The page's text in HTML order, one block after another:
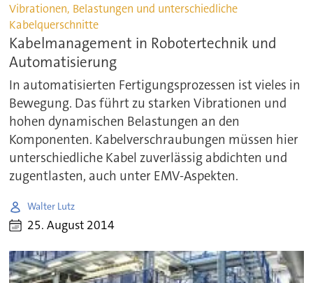
Vibrationen, Belastungen und unterschiedliche
Kabelquerschnitte
Kabelmanagement in Robotertechnik und
Automatisierung
In automatisierten Fertigungsprozessen ist vieles in
Bewegung. Das führt zu starken Vibrationen und
hohen dynamischen Belastungen an den
Komponenten. Kabelverschraubungen müssen hier
unterschiedliche Kabel zuverlässig abdichten und
zugentlasten, auch unter EMV-Aspekten.
Walter Lutz
25. August 2014